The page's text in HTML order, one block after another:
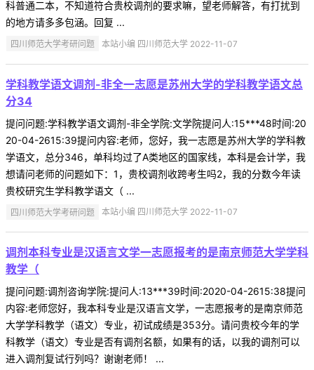
科普通二本，不知道符合贵校调剂的要求嘛，望老师解答，有打扰到
的地方请多多包涵。回复 ...
四川师范大学考研问题 本站小编 四川师范大学 2022-11-07
学科教学语文调剂-非全一志愿是苏州大学的学科教学语文总
分34
提问问题:学科教学语文调剂-非全学院:文学院提问人:15***48时间:20
20-04-2615:39提问内容:老师，您好，我一志愿是苏州大学的学科教
学语文，总分346，单科均过了A类地区的国家线，本科是会计学，我
想请问老师的问题如下：1，贵校调剂收跨考生吗2，我的分数今年读
贵校研究生学科教学语文（ ...
四川师范大学考研问题 本站小编 四川师范大学 2022-11-07
调剂本科专业是汉语言文学一志愿报考的是南京师范大学学科
教学（
提问问题:调剂咨询学院:提问人:13***39时间:2020-04-2615:38提问
内容:老师您好，我本科专业是汉语言文学，一志愿报考的是南京师范
大学学科教学（语文）专业，初试成绩是353分。请问贵校今年的学
科教学（语文）专业是否有调剂名额，如果有的话，以我的调剂可以
进入调剂复试行列吗？谢谢老师！ ...